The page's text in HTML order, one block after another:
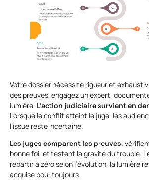
Votre dossier nécessite rigueur et
des preuves, engagez un expert,
lumière. L’action judiciaire survient en
Lorsque le conflit atteint le juge, les
l’issue reste incertaine.
Les juges comparent les preuves,
bonne foi, et testent la gravité du trouble.
repartir à zéro selon l’évolution, la lumière
acquise pour toujours.